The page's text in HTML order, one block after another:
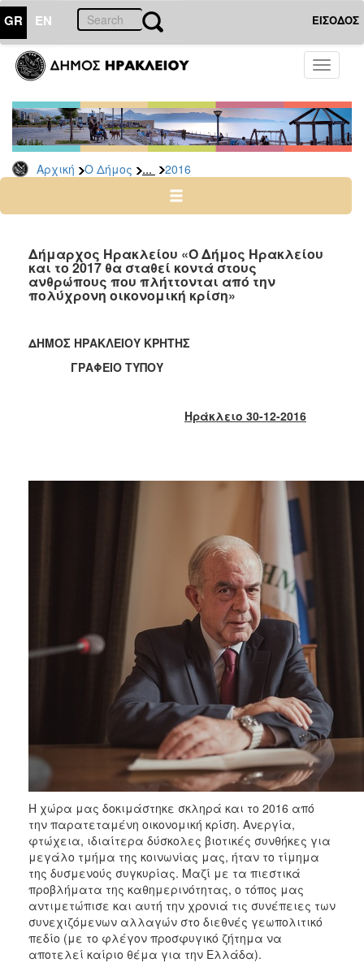
GR EN ΕΙΣΟΔΟΣ
Toggle
Αρχική Ο Δήμος ... 2016
ΔΗΜΟΣ
Δελτία
Τύπου
Αρχείο
2026
2024
2022
2021
2019
2018
ΤΟΠΟΣ
ΠΟΛΗ
Δήμαρχος Ηρακλείου «Ο Δήμος Ηρακλείου
και το 2017 θα σταθεί κοντά στους
ανθρώπους που πλήττονται από την
πολύχρονη οικονομική κρίση»
ΔΗΜΟΣ ΗΡΑΚΛΕΙΟΥ ΚΡΗΤΗΣ
ΓΡΑΦΕΙΟ ΤΥΠΟΥ
Ηράκλειο 30-12-2016
Η χώρα μας δοκιμάστηκε σκληρά και το 2016 από
την παρατεταμένη οικονομική κρίση. Ανεργία,
φτώχεια, ιδιαίτερα δύσκολες βιοτικές συνθήκες για
μεγάλο τμήμα της κοινωνίας μας, ήταν το τίμημα
της δυσμενούς συγκυρίας. Μαζί με τα πιεστικά
προβλήματα της καθημερινότητας, ο τόπος μας
αντιμετώπισε και αυτή την χρονιά τις συνέπειες των
συνεχιζόμενων αλλαγών στο διεθνές γεωπολιτικό
πεδίο (με το φλέγον προσφυγικό ζήτημα να
αποτελεί καίριο θέμα για την Ελλάδα).